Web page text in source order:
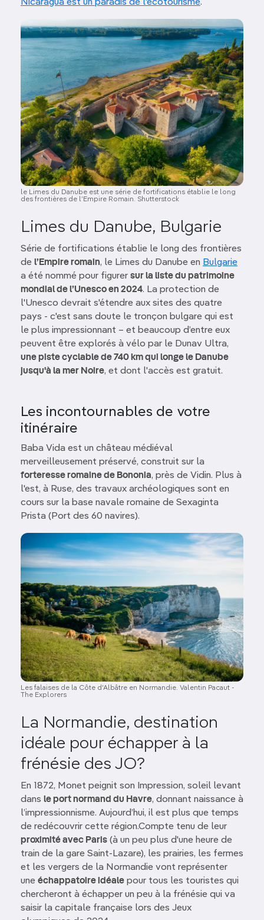
Nicaragua est un paradis de l'écotourisme.
Image
le Limes du Danube est une série de fortifications établie le long
des frontières de l’Empire Romain. Shutterstock
Limes du Danube, Bulgarie
Série de fortifications établie le long des frontières
de l’Empire romain, le Limes du Danube en Bulgarie
a été nommé pour figurer sur la liste du patrimoine
mondial de l’Unesco en 2024. La protection de
l'Unesco devrait s'étendre aux sites des quatre
pays - c'est sans doute le tronçon bulgare qui est
le plus impressionnant – et beaucoup d’entre eux
peuvent être explorés à vélo par le Dunav Ultra,
une piste cyclable de 740 km qui longe le Danube
jusqu'à la mer Noire, et dont l'accès est gratuit.
Les incontournables de votre
itinéraire
Baba Vida est un château médiéval
merveilleusement préservé, construit sur la
forteresse romaine de Bononia, près de Vidin. Plus à
l'est, à Ruse, des travaux archéologiques sont en
cours sur la base navale romaine de Sexaginta
Prista (Port des 60 navires).
Image
Les falaises de la Côte d'Albâtre en Normandie. Valentin Pacaut -
The Explorers
La Normandie, destination
idéale pour échapper à la
frénésie des JO?
En 1872, Monet peignit son Impression, soleil levant
dans le port normand du Havre, donnant naissance à
l’impressionnisme. Aujourd’hui, il est plus que temps
de redécouvrir cette région.Compte tenu de leur
proximité avec Paris (à un peu plus d'une heure de
train de la gare Saint-Lazare), les prairies, les fermes
et les vergers de la Normandie vont représenter
une échappatoire idéale pour tous les touristes qui
chercheront à échapper un peu à la frénésie qui va
saisir la capitale française lors des Jeux